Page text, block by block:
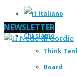
Italiano
Chi siamo
Think
Board
NEWSLETTER